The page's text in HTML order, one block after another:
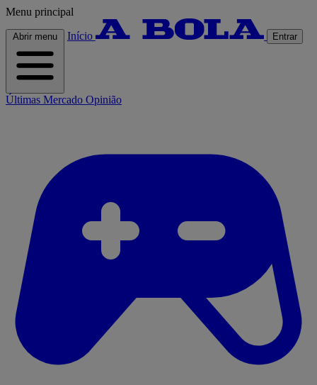
Menu principal
Abrir menu Início Entrar
Últimas Mercado Opinião